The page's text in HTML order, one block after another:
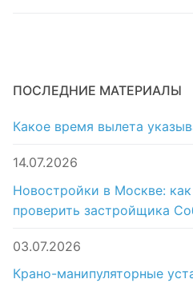
ПОСЛЕДНИЕ МАТЕРИАЛЫ
Какое время вылета
14.07.2026
Новостройки в Москве:
проверить застройщика
03.07.2026
Крано-манипуляторные